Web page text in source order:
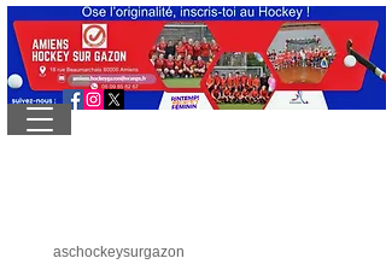
aschockeysurgazon